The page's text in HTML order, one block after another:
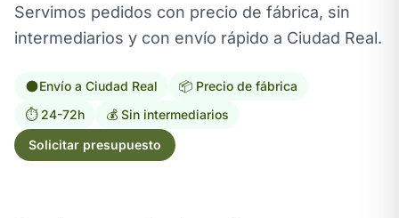
Servimos pedidos con precio de fábrica, sin
intermediarios y con envío rápido a Ciudad Real.
Envío a Ciudad Real
📦 Precio de fábrica
⏱️ 24-72h
💰 Sin intermediarios
Solicitar presupuesto